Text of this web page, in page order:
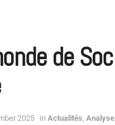
de
2025 in Actualités Analyse